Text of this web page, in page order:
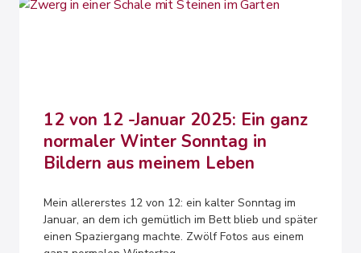
12 von 12 -Januar 2025: Ein ganz
normaler Winter Sonntag in
Bildern aus meinem Leben
Mein allererstes 12 von 12: ein kalter Sonntag im
Januar, an dem ich gemütlich im Bett blieb und später
einen Spaziergang machte. Zwölf Fotos aus einem